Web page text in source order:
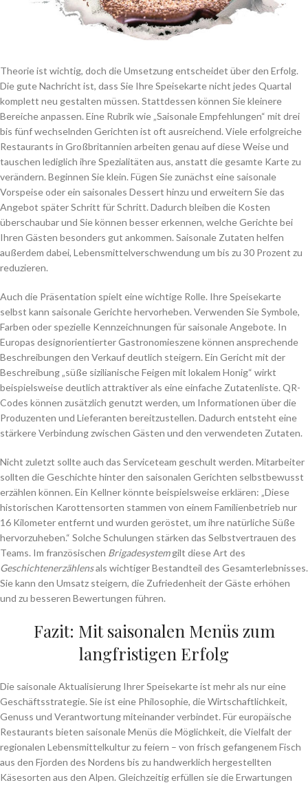
Theorie ist wichtig, doch die Umsetzung entscheidet über den Erfolg.
Die gute Nachricht ist, dass Sie Ihre Speisekarte nicht jedes Quartal
komplett neu gestalten müssen. Stattdessen können Sie kleinere
Bereiche anpassen. Eine Rubrik wie „Saisonale Empfehlungen“ mit drei
bis fünf wechselnden Gerichten ist oft ausreichend. Viele erfolgreiche
Restaurants in Großbritannien arbeiten genau auf diese Weise und
tauschen lediglich ihre Spezialitäten aus, anstatt die gesamte Karte zu
verändern. Beginnen Sie klein. Fügen Sie zunächst eine saisonale
Vorspeise oder ein saisonales Dessert hinzu und erweitern Sie das
Angebot später Schritt für Schritt. Dadurch bleiben die Kosten
überschaubar und Sie können besser erkennen, welche Gerichte bei
Ihren Gästen besonders gut ankommen. Saisonale Zutaten helfen
außerdem dabei, Lebensmittelverschwendung um bis zu 30 Prozent zu
reduzieren.
Auch die Präsentation spielt eine wichtige Rolle. Ihre Speisekarte
selbst kann saisonale Gerichte hervorheben. Verwenden Sie Symbole,
Farben oder spezielle Kennzeichnungen für saisonale Angebote. In
Europas designorientierter Gastronomieszene können ansprechende
Beschreibungen den Verkauf deutlich steigern. Ein Gericht mit der
Beschreibung „süße sizilianische Feigen mit lokalem Honig“ wirkt
beispielsweise deutlich attraktiver als eine einfache Zutatenliste. QR-
Codes können zusätzlich genutzt werden, um Informationen über die
Produzenten und Lieferanten bereitzustellen. Dadurch entsteht eine
stärkere Verbindung zwischen Gästen und den verwendeten Zutaten.
Nicht zuletzt sollte auch das Serviceteam geschult werden. Mitarbeiter
sollten die Geschichte hinter den saisonalen Gerichten selbstbewusst
erzählen können. Ein Kellner könnte beispielsweise erklären: „Diese
historischen Karottensorten stammen von einem Familienbetrieb nur
16 Kilometer entfernt und wurden geröstet, um ihre natürliche Süße
hervorzuheben.“ Solche Schulungen stärken das Selbstvertrauen des
Teams. Im französischen Brigadesystemgilt diese Art des
Geschichtenerzählensals wichtiger Bestandteil des Gesamterlebnisses.
Sie kann den Umsatz steigern, die Zufriedenheit der Gäste erhöhen
und zu besseren Bewertungen führen.
Fazit: Mit saisonalen Menüs zum
langfristigen Erfolg
Die saisonale Aktualisierung Ihrer Speisekarte ist mehr als nur eine
Geschäftsstrategie. Sie ist eine Philosophie, die Wirtschaftlichkeit,
Genuss und Verantwortung miteinander verbindet. Für europäische
Restaurants bieten saisonale Menüs die Möglichkeit, die Vielfalt der
regionalen Lebensmittelkultur zu feiern – von frisch gefangenem Fisch
aus den Fjorden des Nordens bis zu handwerklich hergestellten
Käsesorten aus den Alpen. Gleichzeitig erfüllen sie die Erwartungen